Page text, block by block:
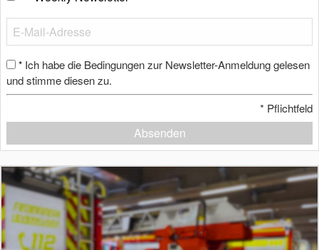
* Ich habe die Bedingungen zur Newsletter-Anmeldung gelesen
und stimme diesen zu.
* Pflichtfeld
Absenden